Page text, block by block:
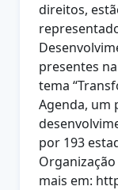
direitos,
presentes
tema
Agenda, um
por 193
Organização
mais em: